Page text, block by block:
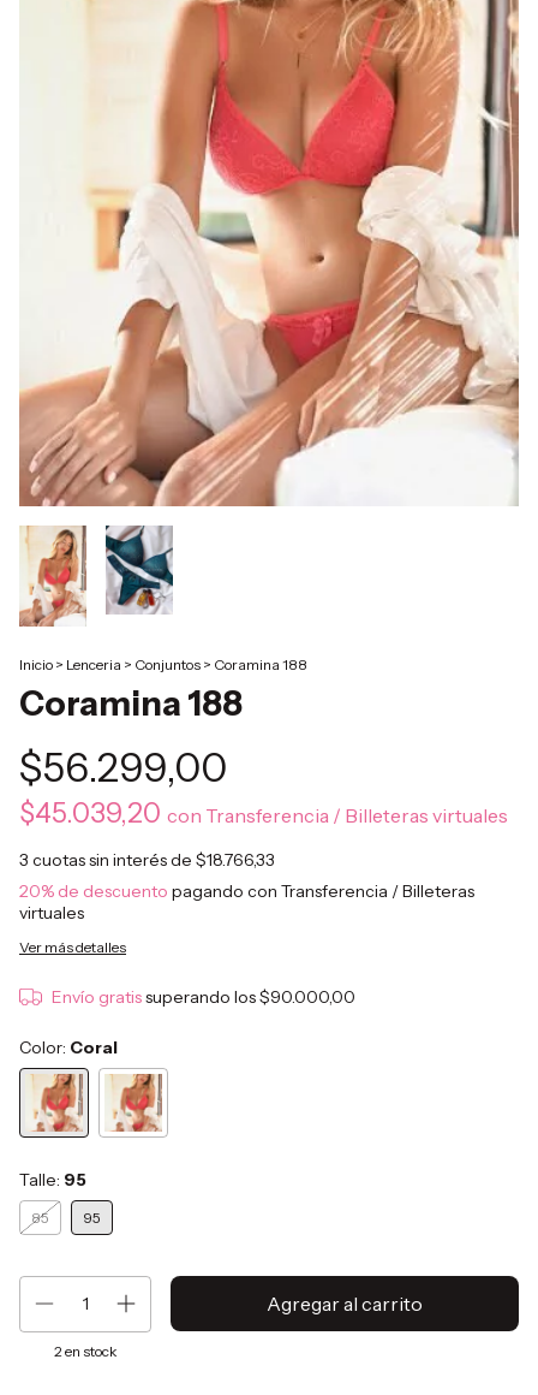
Inicio > Lenceria > Conjuntos > Coramina 188
Coramina 188
$56.299,00
$45.039,20 con Transferencia / Billeteras virtuales
3 cuotas sin interés de $18.766,33
20% de descuento pagando con Transferencia / Billeteras
virtuales
Ver más detalles
Envío gratissuperando los$90.000,00
Color: Coral
Talle: 95
85 95
2 en stock